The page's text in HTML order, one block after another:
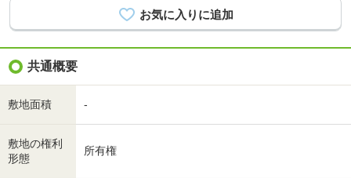
共通概要
敷地面積 -
敷地の権利
形態
所有権